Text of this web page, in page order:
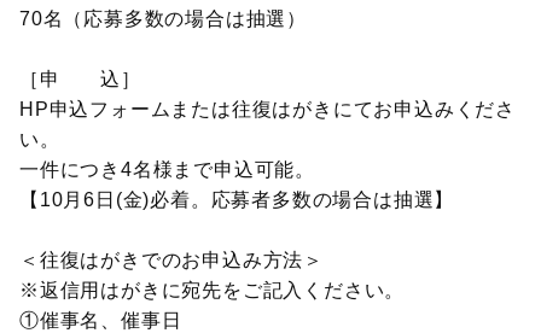
70名（応募多数の場合は抽選）
［申 込］
HP申込フォームまたは往復はがきにてお申込みくださ
い。
一件につき4名様まで申込可能。
【10月6日(金)必着。応募者多数の場合は抽選】
＜往復はがきでのお申込み方法＞
※返信用はがきに宛先をご記入ください。
①催事名、催事日